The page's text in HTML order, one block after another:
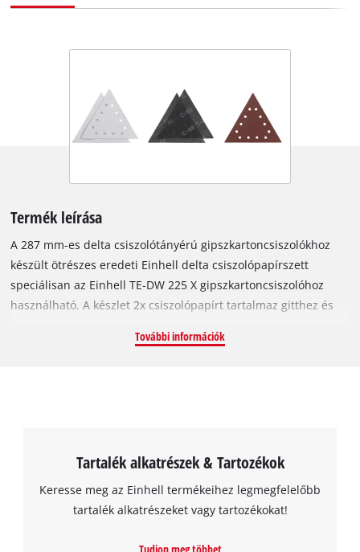
Termék leírása
A 287 mm-es delta csiszolótányérú gipszkartoncsiszolókhoz
készült ötrészes eredeti Einhell delta csiszolópapírszett
speciálisan az Einhell TE-DW 225 X gipszkartoncsiszolóhoz
használható. A készlet 2x csiszolópapírt tartalmaz gitthez és
műanyaghoz, valamint 2x (fehér) csiszolópapírt festékhez,
egyenetlenségeket a gipszkartonlapokon (a falakon,
mennyezeten és a padlófelületen egyaránt). A
csiszolóhálószett tökéletes tapétamaradványok,
További információk
Tartalék alkatrészek & Tartozékok
Keresse meg az Einhell termékeihez legmegfelelőbb
tartalék alkatrészeket vagy tartozékokat!